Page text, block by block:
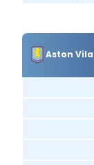
Aston Vila